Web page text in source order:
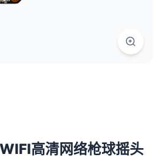
高清网络枪球摇头